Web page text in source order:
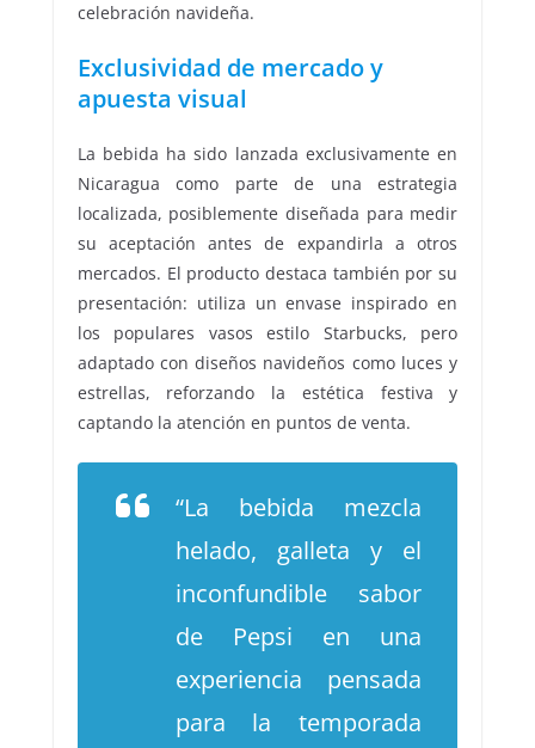
celebración navideña.
Exclusividad de mercado y
apuesta visual
La bebida ha sido lanzada exclusivamente en
Nicaragua como parte de una estrategia
localizada, posiblemente diseñada para medir
su aceptación antes de expandirla a otros
mercados. El producto destaca también por su
presentación: utiliza un envase inspirado en
los populares vasos estilo Starbucks, pero
adaptado con diseños navideños como luces y
estrellas, reforzando la estética festiva y
captando la atención en puntos de venta.
“La bebida mezcla
helado, galleta y el
inconfundible sabor
de Pepsi en una
experiencia pensada
para la temporada